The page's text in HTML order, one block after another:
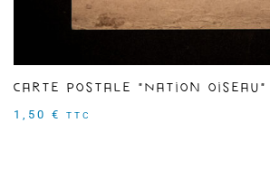
Carte postale "Nation oiseau"
1,50 € TTC